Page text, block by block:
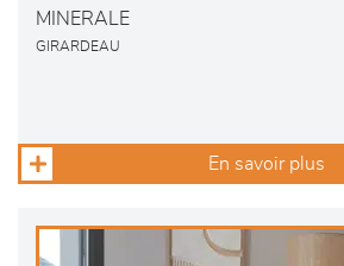
MINERALE
GIRARDEAU
En savoir plus